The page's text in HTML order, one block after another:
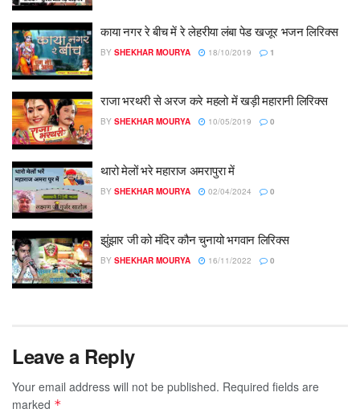
काया नगर रे बीच में रे लेहरीया लंबा पेड खजूर भजन लिरिक्स
BY SHEKHAR MOURYA 18/10/2019 1
राजा भरथरी से अरज करे महलो में खड़ी महारानी लिरिक्स
BY SHEKHAR MOURYA 10/05/2019 0
थारो मेलों भरे महाराज अमरापुरा में
BY SHEKHAR MOURYA 02/04/2024 0
झुंझार जी को मंदिर कौन चुनायो भगवान लिरिक्स
BY SHEKHAR MOURYA 16/11/2022 0
Leave a Reply
Your email address will not be published. Required fields are
marked *